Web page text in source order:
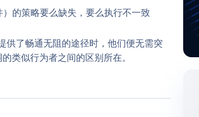
）的策略要么缺失，要么执行不一致
供了畅通无阻的途径时，他们便无需突
类似行为者之间的区别所在。